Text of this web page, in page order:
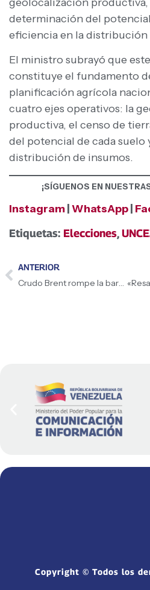
determinación del
eficiencia en la distribución
El ministro subrayó que
constituye el fundamento
planificación agrícola
cuatro ejes operativos: la
productiva, el censo de
del potencial de cada suelo
distribución de insumos.
¡SÍGUENOS EN
Instagram WhatsApp
Etiquetas: Elecciones,
ANTERIOR
Crudo Brent rompe la barrera de los 85 dólares
Copyright © Todos los